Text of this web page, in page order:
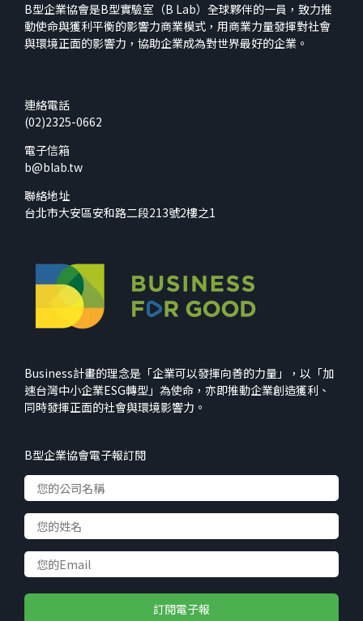
B型企業協會是B型實驗室（B Lab）全球夥伴的一員，致力推
動使命與獲利平衡的影響力商業模式，用商業力量發揮對社會
與環境正面的影響力，協助企業成為對世界最好的企業。
連絡電話
(02)2325-0662
電子信箱
b@blab.tw
聯絡地址
台北市大安區安和路二段213號2樓之1
Business計畫的理念是「企業可以發揮向善的力量」，以「加
速台灣中小企業ESG轉型」為使命，亦即推動企業創造獲利、
同時發揮正面的社會與環境影響力。
B型企業協會電子報訂閱